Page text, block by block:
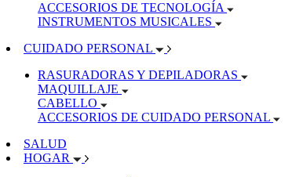
ACCESORIOS DE TECNOLOGÍA
INSTRUMENTOS MUSICALES
CUIDADO PERSONAL
RASURADORAS Y DEPILADORAS
MAQUILLAJE
CABELLO
ACCESORIOS DE CUIDADO PERSONAL
SALUD
HOGAR